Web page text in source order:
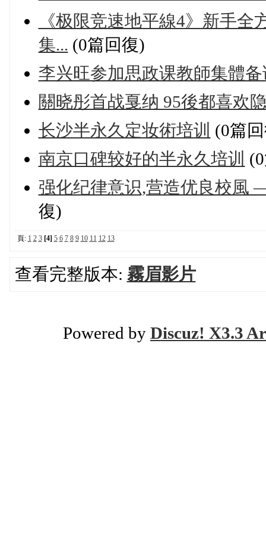
《极限竞速地平線4》新手
集... (0篇回復)
李兴旺参加思政课教師集體
關晓彤首战戛纳 95後都喜欢
长沙半永久定妆術培训 (0篇
南京口碑较好的半永久培训
强化纪律意识,营造优良校風
復)
頁: 1 2 3 [4] 5 6 7 8 9 10 11 12 13
查看完整版本: 霧眉影片
Powered by Discuz! X3.3